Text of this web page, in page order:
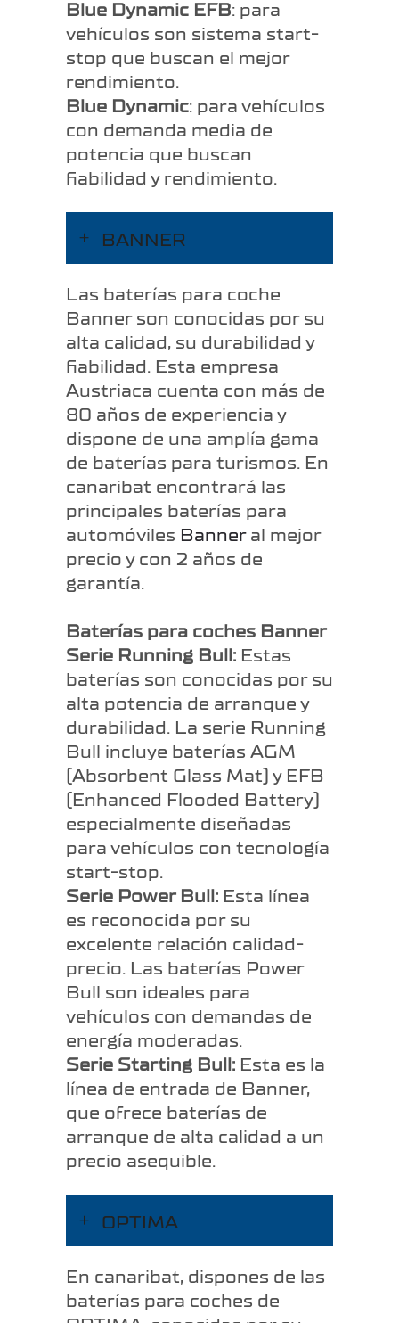
Blue Dynamic EFB: para
vehículos son sistema start-
stop que buscan el mejor
rendimiento.
Blue Dynamic: para vehículos
con demanda media de
potencia que buscan
fiabilidad y rendimiento.
BANNER
Las baterías para coche
Banner son conocidas por su
alta calidad, su durabilidad y
fiabilidad. Esta empresa
Austriaca cuenta con más de
80 años de experiencia y
dispone de una amplía gama
de baterías para turismos. En
canaribat encontrará las
principales baterías para
automóviles Banneral mejor
precio y con 2 años de
garantía.
Baterías para coches Banner
Serie Running Bull: Estas
baterías son conocidas por su
alta potencia de arranque y
durabilidad. La serie Running
Bull incluye baterías AGM
(Absorbent Glass Mat) y EFB
(Enhanced Flooded Battery)
especialmente diseñadas
para vehículos con tecnología
start-stop.
Serie Power Bull: Esta línea
es reconocida por su
excelente relación calidad-
precio. Las baterías Power
Bull son ideales para
vehículos con demandas de
energía moderadas.
Serie Starting Bull: Esta es la
línea de entrada de Banner,
que ofrece baterías de
arranque de alta calidad a un
precio asequible.
OPTIMA
En canaribat, dispones de las
baterías para coches de